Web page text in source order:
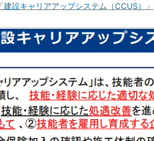
「建設キャリアアップシステム（CCUS）」